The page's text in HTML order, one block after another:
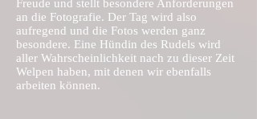
Freude und stellt besondere Anforderungen
an die Fotografie. Der Tag wird also
aufregend und die Fotos werden ganz
besondere. Eine Hündin des Rudels wird
aller Wahrscheinlichkeit nach zu dieser Zeit
Welpen haben, mit denen wir ebenfalls
arbeiten können.